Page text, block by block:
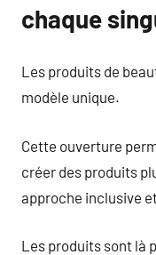
chaque
Les produits de
modèle unique.
Cette ouverture
créer des produits
approche inclusive
Les produits sont là